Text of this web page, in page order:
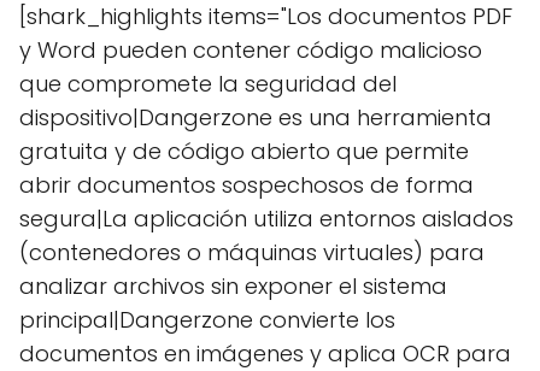
[shark_highlights items="Los documentos PDF
y Word pueden contener código malicioso
que compromete la seguridad del
dispositivo|Dangerzone es una herramienta
gratuita y de código abierto que permite
abrir documentos sospechosos de forma
segura|La aplicación utiliza entornos aislados
(contenedores o máquinas virtuales) para
analizar archivos sin exponer el sistema
principal|Dangerzone convierte los
documentos en imágenes y aplica OCR para